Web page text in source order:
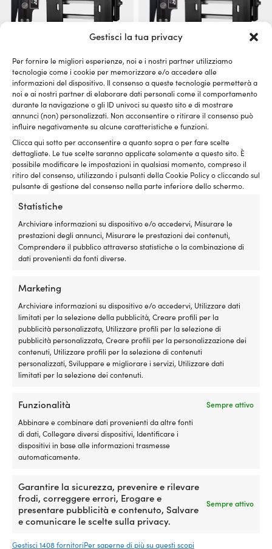
Gestisci la tua privacy
Per fornire le migliori esperienze, noi e i nostri partner utilizziamo
tecnologie come i cookie per memorizzare e/o accedere alle
informazioni del dispositivo. Il consenso a queste tecnologie permetterà a
noi e ai nostri partner di elaborare dati personali come il comportamento
durante la navigazione o gli ID univoci su questo sito e di mostrare
annunci (non) personalizzati. Non acconsentire o ritirare il consenso può
influire negativamente su alcune caratteristiche e funzioni.
Clicca qui sotto per acconsentire a quanto sopra o per fare scelte
dettagliate. Le tue scelte saranno applicate solamente a questo sito. È
possibile modificare le impostazioni in qualsiasi momento, compreso il
ritiro del consenso, utilizzando i pulsanti della Cookie Policy o cliccando sul
pulsante di gestione del consenso nella parte inferiore dello schermo.
Statistiche
Archiviare informazioni su dispositivo e/o accedervi, Misurare le
prestazioni degli annunci, Misurare le prestazioni dei contenuti,
Comprendere il pubblico attraverso statistiche o la combinazione di
dati provenienti da fonti diverse.
Marketing
Archiviare informazioni su dispositivo e/o accedervi, Utilizzare dati
limitati per la selezione della pubblicità, Creare profili per la
pubblicità personalizzata, Utilizzare profili per la selezione di
pubblicità personalizzata, Creare profili per la personalizzazione dei
contenuti, Utilizzare profili per la selezione di contenuti
personalizzati, Sviluppare e migliorare i servizi, Utilizzare dati
limitati per la selezione dei contenuti.
Funzionalità
Sempre attivo
Abbinare e combinare dati provenienti da altre fonti
di dati, Collegare diversi dispositivi, Identificare i
dispositivi in base alle informazioni trasmesse
automaticamente.
Garantire la sicurezza, prevenire e rilevare
frodi, correggere errori, Erogare e
presentare pubblicità e contenuto, Salvare
e comunicare le scelte sulla privacy.
Sempre attivo
Gestisci 1408 fornitoriPer saperne di più su questi scopi
Jackplate manuale /
sollevatore motore Seastar 6″
1.099,99€
IVA incl.
DISPONIBILE SU ORDINAZIONE
Jackplate manuale /
sollevatore motore Seastar 10″
1.269,99€
IVA incl.
DISPONIBILE SU ORDINAZIONE
Jackplate manuale /
sollevatore motore Seastar 8″
1.179,99€
IVA incl.
DISPONIBILE SU ORDINAZIONE
1.029,99€
IVA incl.
DISPONIBILE SU ORDINAZIONE
Garanzia del prezzo
Acquista ora, confronta il prezzo dopo.
il prezzo rispetto a tutti i negozi nel mondo. Puoi
acquistare la tua attrezzatura in tutta tranquillità
già adesso – se la trovi a un prezzo inferiore
presso un altro negozio entro 14 giorni,